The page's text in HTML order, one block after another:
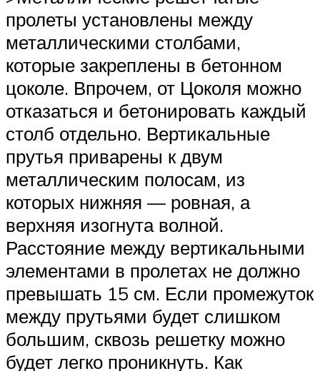
пролеты установлены между
металлическими столбами,
которые закреплены в бетонном
цоколе. Впрочем, от Цоколя можно
отказаться и бетонировать каждый
столб отдельно. Вертикальные
прутья приварены к двум
металлическим полосам, из
которых нижняя — ровная, а
верхняя изогнута волной.
Расстояние между вертикальными
элементами в пролетах не должно
превышать 15 см. Если промежуток
между прутьями будет слишком
большим, сквозь решетку можно
будет легко проникнуть. Как